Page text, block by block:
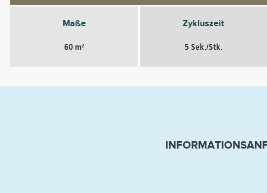
Maße
60 m²
Zykluszeit
5 Sek./Stk.